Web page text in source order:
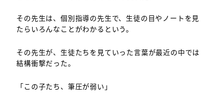
その先生は、個別指導の先生で、生徒の目やノートを見
たらいろんなことがわかるという。
その先生が、生徒たちを見ていった言葉が最近の中では
結構衝撃だった。
「この子たち、筆圧が弱い」